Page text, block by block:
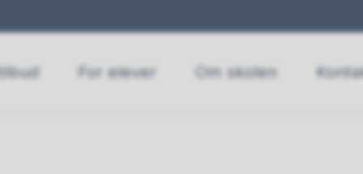
For elever Om skolen